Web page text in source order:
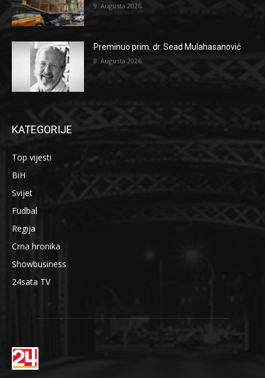
9. Augusta 2026.
Preminuo prim. dr. Sead Mulahasanović
8. Augusta 2026.
KATEGORIJE
Top vijesti
BiH
Svijet
Fudbal
Regija
Crna hronika
Showbusiness
24sata TV